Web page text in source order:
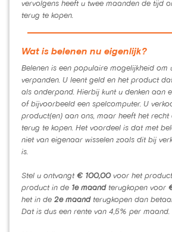
vervolgens heeft u twee maanden de tijd
terug te kopen.
Wat is belenen nu eigenlijk?
Belenen is een populaire mogelijkheid om
verpanden. U leent geld en het product
als onderpand. Hierbij kunt u denken aan
of bijvoorbeeld een spelcomputer. U
product(en) aan ons, maar heeft het recht
terug te kopen. Het voordeel is dat met
niet van eigenaar wisselen zoals dit bij
is.
Stel u ontvangt € 100,00voor het
product in de 1e maandterugkopen voor
het in de 2e maandterugkopen dan
Dat is dus een rente van 4,5% per maand.